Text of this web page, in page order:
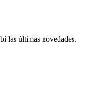
las últimas novedades.